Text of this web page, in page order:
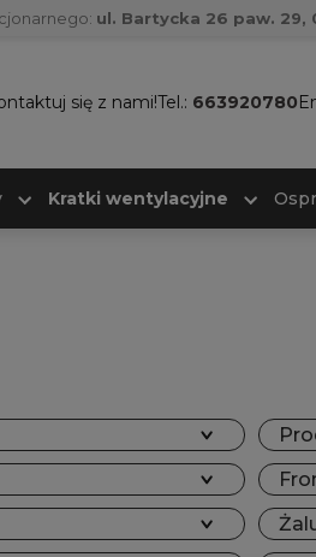
ul. Bartycka 26 paw. 29,
się z nami!Tel.: 663920780
Kratki wentylacyjne